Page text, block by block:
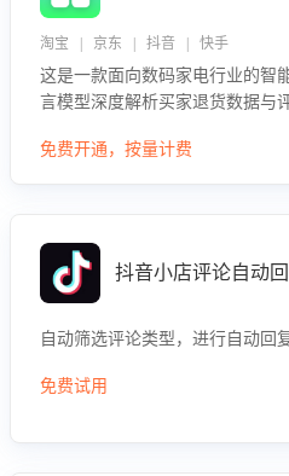
淘宝 | 京东 | 抖音 | 快手
这是一款面向数码家电行业的智
言模型深度解析买家退货数据与
改进建议，通过挖掘用户痛点驱
免费开通，按量计费
抖音小店评论自动
自动筛选评论类型，进行自动回
免费试用